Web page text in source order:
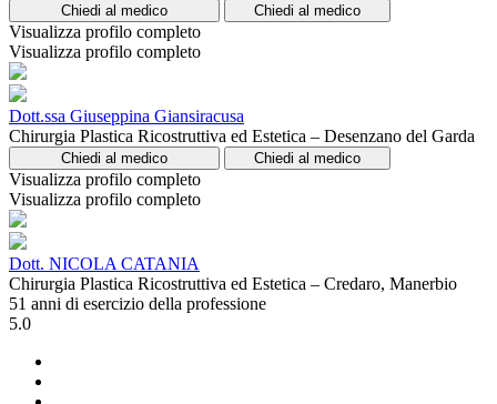
Chiedi al medico Chiedi al medico
Visualizza profilo completo
Visualizza profilo completo
Dott.ssa Giuseppina Giansiracusa
Chirurgia Plastica Ricostruttiva ed Estetica – Desenzano del Garda
Chiedi al medico Chiedi al medico
Visualizza profilo completo
Visualizza profilo completo
Dott. NICOLA CATANIA
Chirurgia Plastica Ricostruttiva ed Estetica – Credaro, Manerbio
51 anni di esercizio della professione
5.0